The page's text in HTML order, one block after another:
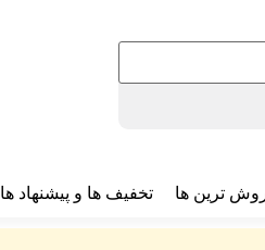
ترین ها تخفیف ها و پیشنهاد ها